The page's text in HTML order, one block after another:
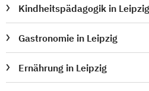
Kindheitspädagogik in Leipzig
Gastronomie in Leipzig
Ernährung in Leipzig